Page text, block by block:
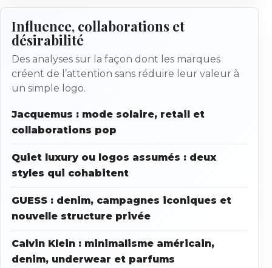
Influence, collaborations et
désirabilité
Des analyses sur la façon dont les marques
créent de l’attention sans réduire leur valeur à
un simple logo.
Jacquemus : mode solaire, retail et
collaborations pop
Quiet luxury ou logos assumés : deux
styles qui cohabitent
GUESS : denim, campagnes iconiques et
nouvelle structure privée
Calvin Klein : minimalisme américain,
denim, underwear et parfums